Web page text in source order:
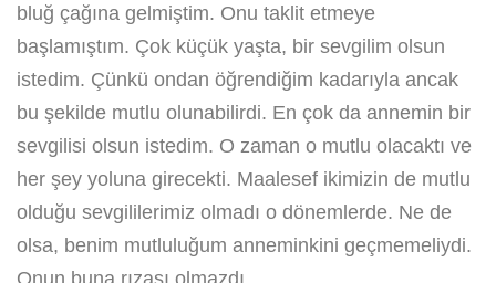
bluğ çağına gelmiştim. Onu taklit etmeye
başlamıştım. Çok küçük yaşta, bir sevgilim olsun
istedim. Çünkü ondan öğrendiğim kadarıyla ancak
bu şekilde mutlu olunabilirdi. En çok da annemin bir
sevgilisi olsun istedim. O zaman o mutlu olacaktı ve
her şey yoluna girecekti. Maalesef ikimizin de mutlu
olduğu sevgililerimiz olmadı o dönemlerde. Ne de
olsa, benim mutluluğum anneminkini geçmemeliydi.
Onun buna rızası olmazdı.